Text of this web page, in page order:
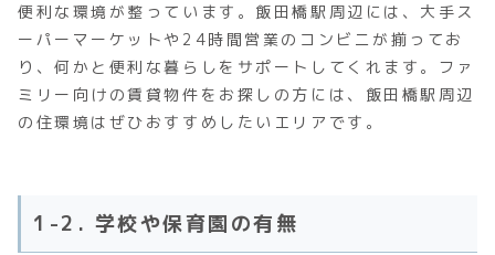
便利な環境が整っています。飯田橋駅周辺には、大手ス
ーパーマーケットや24時間営業のコンビニが揃ってお
り、何かと便利な暮らしをサポートしてくれます。ファ
ミリー向けの賃貸物件をお探しの方には、飯田橋駅周辺
の住環境はぜひおすすめしたいエリアです。
1-2. 学校や保育園の有無